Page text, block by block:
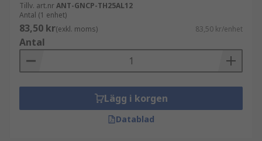
Tillv. art.nrANT-GNCP-TH25AL12
Antal (1 enhet)
83,50 kr(exkl. moms) 83,50 kr/enhet
Antal
Lägg i korgen
Datablad